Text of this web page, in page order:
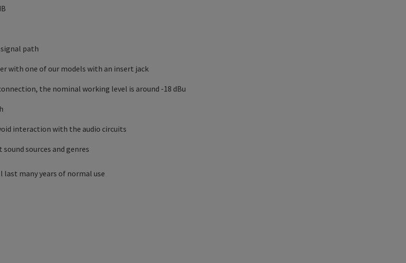
path
with one of our models with an insert jack
the nominal working level is around -18 dBu
interaction with the audio circuits
sources and genres
many years of normal use